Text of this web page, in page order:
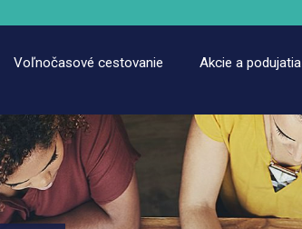
Voľnočasové cestovanie Akcie a podujatia